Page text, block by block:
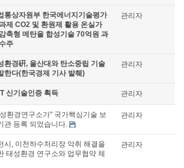
통상자원부 한국에너지기술평가
제 CO2 및 환원제 활용 온실가
축형 메탄올 합성기술 70억원 과
주
관리자
환경硏, 울산대와 탄소중립 기술
한다(한국경제 기사 발췌)
관리자
신기술인증 획득 관리자
환경연구소가" 국가핵심기술 보
관 등록 되었습니다.
관리자
시, 이천하수처리장 악취 해결을
태성환경 연구소와 업무협약 체
관리자